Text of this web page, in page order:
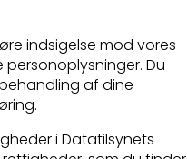
indsigelse mod vores
Du
af dine
i Datatilsynets